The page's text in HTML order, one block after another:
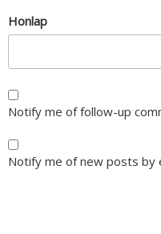
Honlap
Notify me of follow-up
Notify me of new posts by